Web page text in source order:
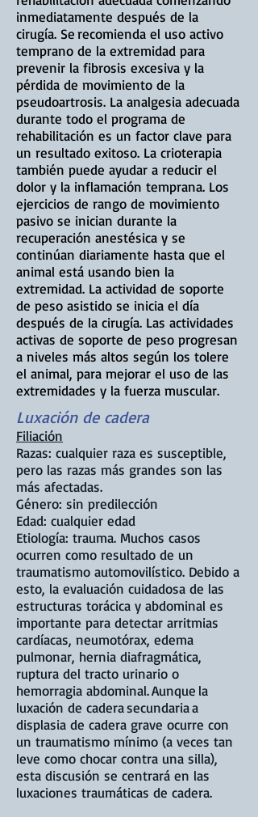
inmediatamente después de la
cirugía. Serecomienda el uso activo
temprano de la extremidad para
prevenir la fibrosis excesiva y la
pérdida de movimiento de la
pseudoartrosis. La analgesia adecuada
durante todo el programa de
rehabilitación es un factor clave para
un resultado exitoso. La crioterapia
también puede ayudar a reducir el
dolor y la inflamación temprana. Los
ejercicios de rango de movimiento
pasivo se inician durante la
recuperación anestésica y se
continúan diariamente hasta que el
animal está usando bien la
extremidad. La actividad de soporte
de peso asistido se inicia el día
después de la cirugía. Las actividades
activas de soporte de peso progresan
a niveles más altos según los tolere
el animal, para mejorar el uso de las
extremidades y la fuerza muscular.
Luxación de cadera
Filiación
Razas: cualquier raza es susceptible,
pero las razas más grandes son las
más afectadas.
Género: sin predilección
Edad: cualquier edad
Etiología: trauma. Muchos casos
ocurren como resultado de un
traumatismo automovilístico. Debido a
esto, la evaluación cuidadosa de las
estructuras torácica y abdominal es
importante para detectar arritmias
cardíacas, neumotórax, edema
pulmonar, hernia diafragmática,
ruptura del tracto urinario o
hemorragia abdominal.Aunque la
luxación de caderasecundariaa
displasia de cadera grave ocurre con
un traumatismo mínimo (a veces tan
leve como chocar contra una silla),
esta discusión se centrará en las
luxaciones traumáticas de cadera.